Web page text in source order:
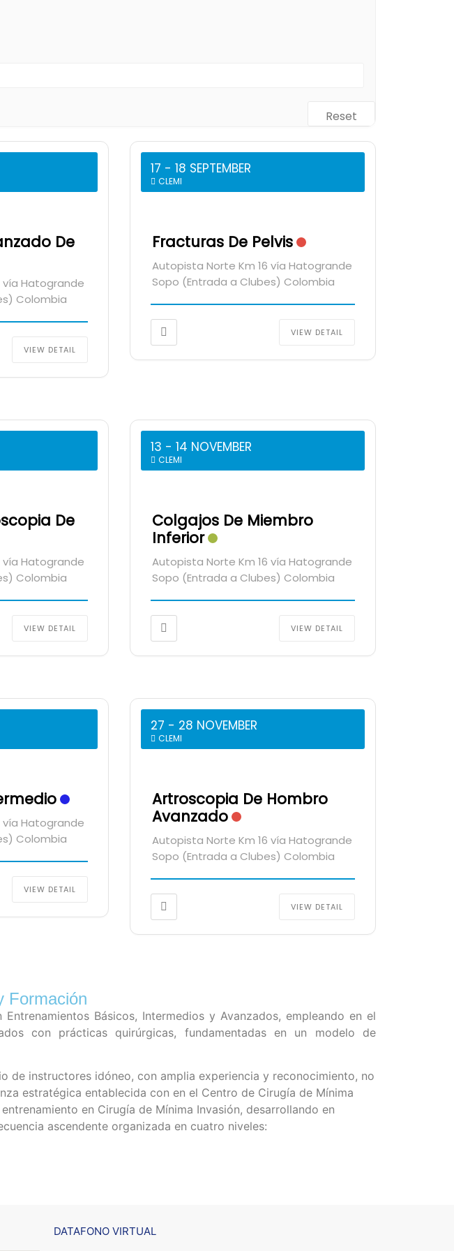
Reset
De
vía Hatogrande
Colombia
VIEW DETAIL
17 - 18 SEPTEMBER
CLEMI
Fracturas De Pelvis
Autopista Norte Km 16 vía Hatogrande
Sopo (Entrada a Clubes) Colombia
VIEW DETAIL
De
vía Hatogrande
Colombia
VIEW DETAIL
13 - 14 NOVEMBER
CLEMI
Colgajos De Miembro
Inferior
Autopista Norte Km 16 vía Hatogrande
Sopo (Entrada a Clubes) Colombia
VIEW DETAIL
vía Hatogrande
Colombia
VIEW DETAIL
27 - 28 NOVEMBER
CLEMI
Artroscopia De Hombro
Avanzado
Autopista Norte Km 16 vía Hatogrande
Sopo (Entrada a Clubes) Colombia
VIEW DETAIL
Formación
Básicos, Intermedios y Avanzados, empleando en el
con prácticas quirúrgicas, fundamentadas en un modelo de
instructores idóneo, con amplia experiencia y reconocimiento, no
estratégica entablecida con en el Centro de Cirugía de Mínima
en Cirugía de Mínima Invasión, desarrollando en
ascendente organizada en cuatro niveles:
DATAFONO VIRTUAL